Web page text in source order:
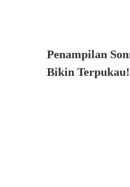
Penampilan
Bikin Terpukau!